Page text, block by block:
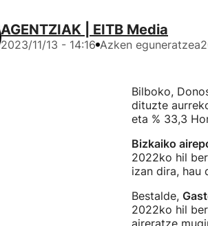
AGENTZIAK | EITB Media
2023/11/13 - 14:16 Azken eguneratzea
Bilboko,
dituzte
eta % 33,3
Bizkaiko
2022ko hil
izan dira, hau
Bestalde,
2022ko hil
aireratze